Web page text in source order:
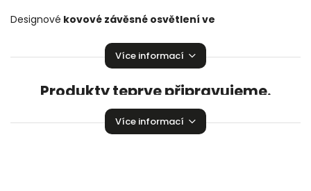
Designové kovové závěsné osvětlení ve
Závěsné osvětlení
pozvedající úroveň Vaší
Více informací
Produkty teprve připravujeme.
Můžete se ale podívat na ostatní kategorie.
Více informací